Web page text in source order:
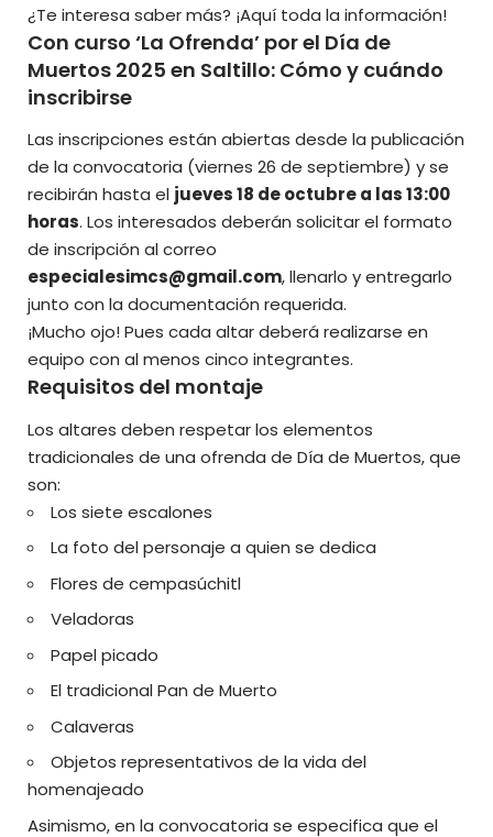
¿Te interesa saber más? ¡Aquí toda la información!
Con curso ‘La Ofrenda’ por el Día de
Muertos 2025 en Saltillo: Cómo y cuándo
inscribirse
Las inscripciones están abiertas desde la publicación
de la convocatoria (viernes 26 de septiembre) y se
recibirán hasta el jueves 18 de octubre a las 13:00
horas. Los interesados deberán solicitar el formato
de inscripción al correo
especialesimcs@gmail.com, llenarlo y entregarlo
junto con la documentación requerida.
¡Mucho ojo! Pues cada altar deberá realizarse en
equipo con al menos cinco integrantes.
Requisitos del montaje
Los altares deben respetar los elementos
tradicionales de una ofrenda de Día de Muertos, que
son:
Los siete escalones
La foto del personaje a quien se dedica
Flores de cempasúchitl
Veladoras
Papel picado
El tradicional Pan de Muerto
Calaveras
Objetos representativos de la vida del
homenajeado
Asimismo, en la convocatoria se especifica que el